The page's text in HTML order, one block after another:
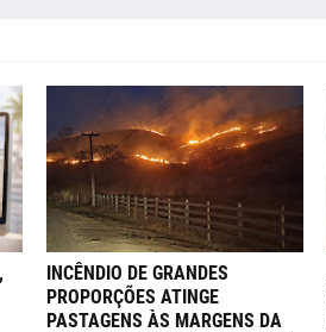
INCÊNDIO DE GRANDES
PROPORÇÕES ATINGE
PASTAGENS ÀS MARGENS DA